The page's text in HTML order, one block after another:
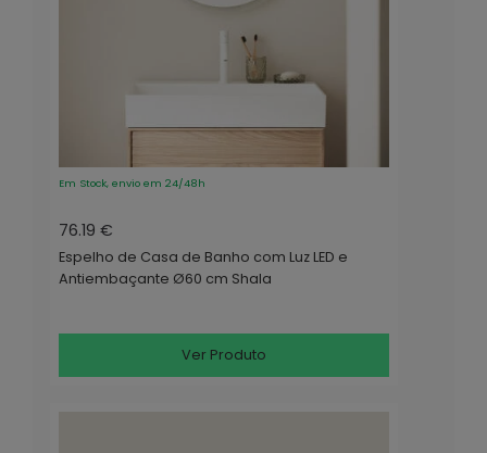
Em Stock, envio em 24/48h
76.19 €
Espelho de Casa de Banho com Luz LED e
Antiembaçante Ø60 cm Shala
Ver Produto